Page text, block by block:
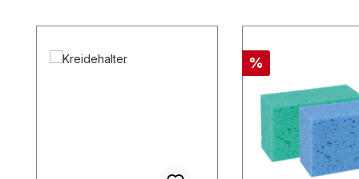
Rabatt
%